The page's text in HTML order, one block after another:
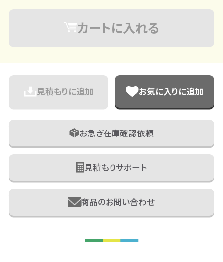
カートに入れる
見積もりに追加 お気に入りに追加
お急ぎ在庫確認依頼
見積もりサポート
商品のお問い合わせ